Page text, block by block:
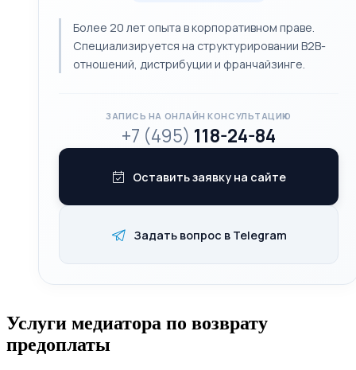
Более 20 лет опыта в корпоративном праве.
Специализируется на структурировании B2B-
отношений, дистрибуции и франчайзинге.
ЗАПИСЬ НА ОНЛАЙН КОНСУЛЬТАЦИЮ
+7 (495) 118-24-84
Оставить заявку на сайте
Задать вопрос в Telegram
Услуги медиатора по возврату
предоплаты